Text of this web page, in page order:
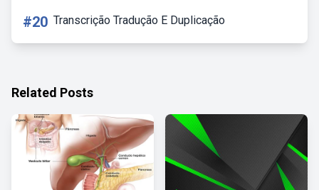
#20 Transcrição Tradução E Duplicação
Related Posts